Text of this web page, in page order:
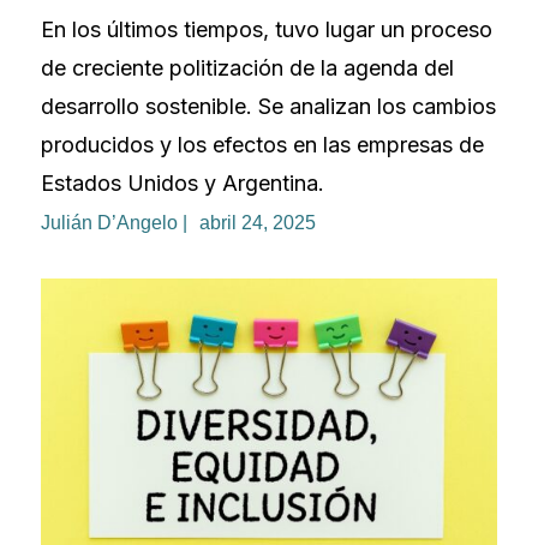
En los últimos tiempos, tuvo lugar un proceso
de creciente politización de la agenda del
desarrollo sostenible. Se analizan los cambios
producidos y los efectos en las empresas de
Estados Unidos y Argentina.
Julián D’Angelo | abril 24, 2025